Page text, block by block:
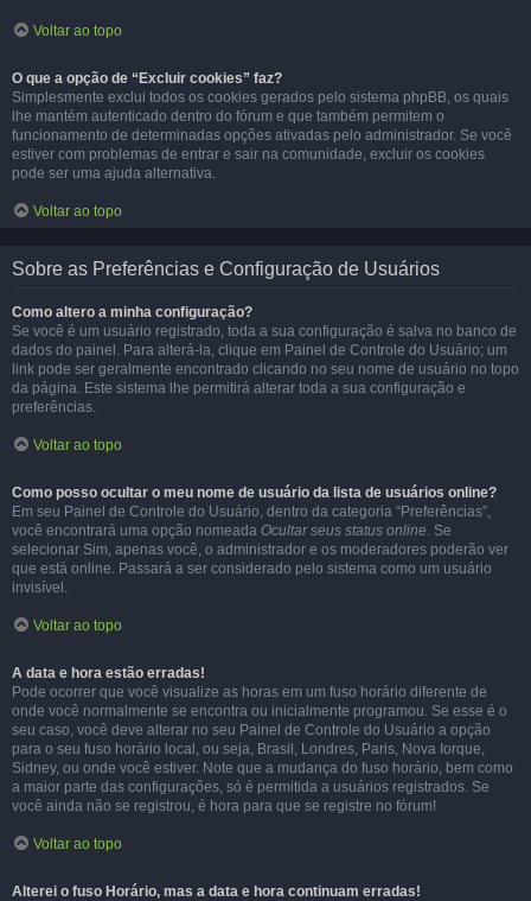
Voltar ao topo
O que a opção de “Excluir cookies” faz?
Simplesmente exclui todos os cookies gerados pelo sistema phpBB, os quais
lhe mantém autenticado dentro do fórum e que também permitem o
funcionamento de determinadas opções ativadas pelo administrador. Se você
estiver com problemas de entrar e sair na comunidade, excluir os cookies
pode ser uma ajuda alternativa.
Voltar ao topo
Sobre as Preferências e Configuração de Usuários
Como altero a minha configuração?
Se você é um usuário registrado, toda a sua configuração é salva no banco de
dados do painel. Para alterá-la, clique em Painel de Controle do Usuário; um
link pode ser geralmente encontrado clicando no seu nome de usuário no topo
da página. Este sistema lhe permitirá alterar toda a sua configuração e
preferências.
Voltar ao topo
Como posso ocultar o meu nome de usuário da lista de usuários online?
Em seu Painel de Controle do Usuário, dentro da categoria “Preferências”,
você encontrará uma opção nomeada Ocultar seus status online. Se
selecionar Sim, apenas você, o administrador e os moderadores poderão ver
que está online. Passará a ser considerado pelo sistema como um usuário
invisível.
Voltar ao topo
A data e hora estão erradas!
Pode ocorrer que você visualize as horas em um fuso horário diferente de
onde você normalmente se encontra ou inicialmente programou. Se esse é o
seu caso, você deve alterar no seu Painel de Controle do Usuário a opção
para o seu fuso horário local, ou seja, Brasil, Londres, Paris, Nova Iorque,
Sidney, ou onde você estiver. Note que a mudança do fuso horário, bem como
a maior parte das configurações, só é permitida a usuários registrados. Se
você ainda não se registrou, é hora para que se registre no fórum!
Voltar ao topo
Alterei o fuso Horário, mas a data e hora continuam erradas!